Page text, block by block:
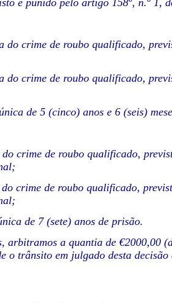
e punido pelo artigo 158º, n.º 1,
do crime de roubo qualificado,
do crime de roubo qualificado,
de 5 (cinco) anos e 6 (seis)
crime de roubo qualificado,
crime de roubo qualificado,
de 7 (sete) anos de prisão.
a quantia de €2000,00
o trânsito em julgado desta